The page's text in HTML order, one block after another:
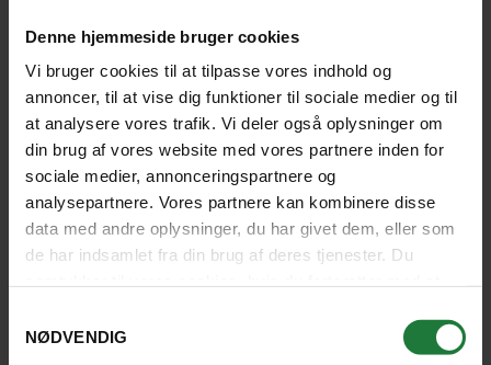
Denne hjemmeside bruger cookies
Vi bruger cookies til at tilpasse vores indhold og
annoncer, til at vise dig funktioner til sociale medier og til
at analysere vores trafik. Vi deler også oplysninger om
din brug af vores website med vores partnere inden for
sociale medier, annonceringspartnere og
analysepartnere. Vores partnere kan kombinere disse
data med andre oplysninger, du har givet dem, eller som
de har indsamlet fra din brug af deres tjenester. Du
NØDVENDIG